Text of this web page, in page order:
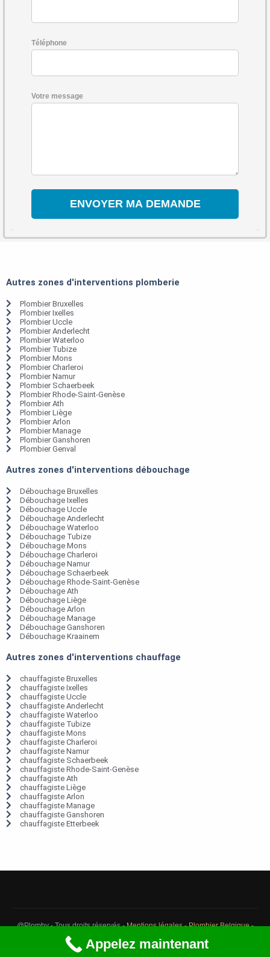
Téléphone
Votre message
Autres zones d'interventions plomberie
Plombier Bruxelles
Plombier Ixelles
Plombier Uccle
Plombier Anderlecht
Plombier Waterloo
Plombier Tubize
Plombier Mons
Plombier Charleroi
Plombier Namur
Plombier Schaerbeek
Plombier Rhode-Saint-Genèse
Plombier Ath
Plombier Liège
Plombier Arlon
Plombier Manage
Plombier Ganshoren
Plombier Genval
Autres zones d'interventions débouchage
Débouchage Bruxelles
Débouchage Ixelles
Débouchage Uccle
Débouchage Anderlecht
Débouchage Waterloo
Débouchage Tubize
Débouchage Mons
Débouchage Charleroi
Débouchage Namur
Débouchage Schaerbeek
Débouchage Rhode-Saint-Genèse
Débouchage Ath
Débouchage Liège
Débouchage Arlon
Débouchage Manage
Débouchage Ganshoren
Débouchage Kraainem
Autres zones d'interventions chauffage
chauffagiste Bruxelles
chauffagiste Ixelles
chauffagiste Uccle
chauffagiste Anderlecht
chauffagiste Waterloo
chauffagiste Tubize
chauffagiste Mons
chauffagiste Charleroi
chauffagiste Namur
chauffagiste Schaerbeek
chauffagiste Rhode-Saint-Genèse
chauffagiste Ath
chauffagiste Liège
chauffagiste Arlon
chauffagiste Manage
chauffagiste Ganshoren
chauffagiste Etterbeek
@Plomby - Tous droits réservés -Mentions légales-Plombier Belgique-
Débouchage Belgique
Appelez maintenant